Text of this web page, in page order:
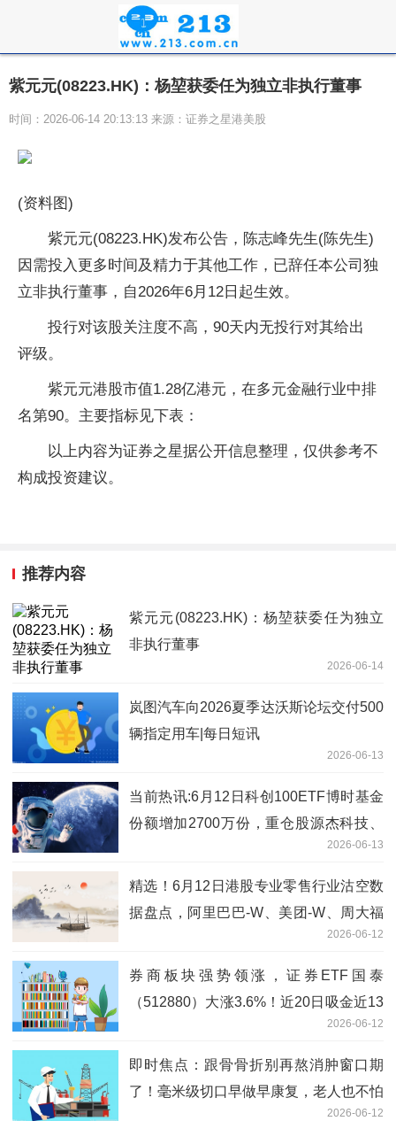
紫元元(08223.HK)：杨堃获委任为独立非执行董事
时间：2026-06-14 20:13:13 来源：证券之星港美股
(资料图)
紫元元(08223.HK)发布公告，陈志峰先生(陈先生)
因需投入更多时间及精力于其他工作，已辞任本公司独
立非执行董事，自2026年6月12日起生效。
投行对该股关注度不高，90天内无投行对其给出
评级。
紫元元港股市值1.28亿港元，在多元金融行业中排
名第90。主要指标见下表：
以上内容为证券之星据公开信息整理，仅供参考不
构成投资建议。
推荐内容
紫元元(08223.HK)：杨堃获委任为独立
非执行董事
2026-06-14
岚图汽车向2026夏季达沃斯论坛交付500
辆指定用车|每日短讯
2026-06-13
当前热讯:6月12日科创100ETF博时基金
份额增加2700万份，重仓股源杰科技、
2026-06-13
精选！6月12日港股专业零售行业沽空数
据盘点，阿里巴巴-W、美团-W、周大福
2026-06-12
券商板块强势领涨，证券ETF国泰
（512880）大涨3.6%！近20日吸金近13
2026-06-12
即时焦点：跟骨骨折别再熬消肿窗口期
了！毫米级切口早做早康复，老人也不怕
2026-06-12